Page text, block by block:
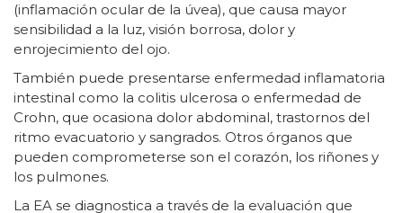
(inflamación ocular de la úvea), que causa mayor
sensibilidad a la luz, visión borrosa, dolor y
enrojecimiento del ojo.
También puede presentarse enfermedad inflamatoria
intestinal como la colitis ulcerosa o enfermedad de
Crohn, que ocasiona dolor abdominal, trastornos del
ritmo evacuatorio y sangrados. Otros órganos que
pueden comprometerse son el corazón, los riñones y
los pulmones.
La EA se diagnostica a través de la evaluación que